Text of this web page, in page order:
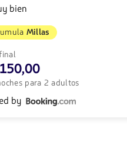
bien
Millas
150,00
para 2 adultos
by